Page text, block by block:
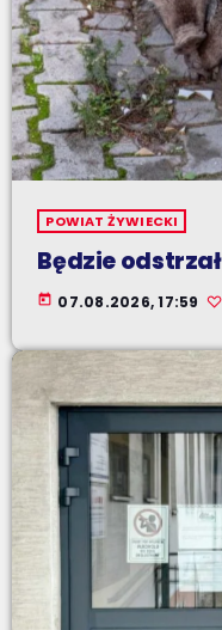
POWIAT ŻYWIECKI
Będzie
today 07.08.2026, 17:59